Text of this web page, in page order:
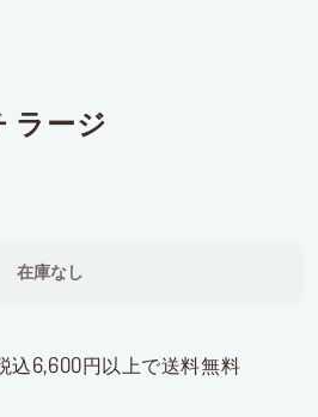
ラージ
在庫なし
込6,600円以上で送料無料